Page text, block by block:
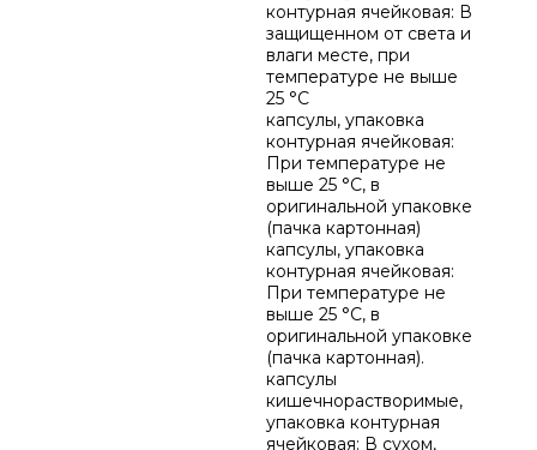
контурная ячейковая: В
защищенном от света и
влаги месте, при
температуре не выше
25 °C
капсулы, упаковка
контурная ячейковая:
При температуре не
выше 25 °C, в
оригинальной упаковке
(пачка картонная)
капсулы, упаковка
контурная ячейковая:
При температуре не
выше 25 °C, в
оригинальной упаковке
(пачка картонная).
капсулы
кишечнорастворимые,
упаковка контурная
ячейковая: В сухом,